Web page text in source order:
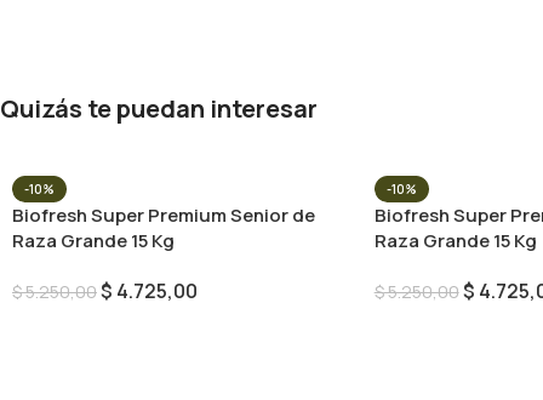
Quizás te puedan interesar
-10%
Biofresh Super Premium Senior de
Raza Grande 15 Kg
$5.250,00$ 4.725,00
-10%
Biofresh Super
Raza Grande 15 Kg
$5.250,00$